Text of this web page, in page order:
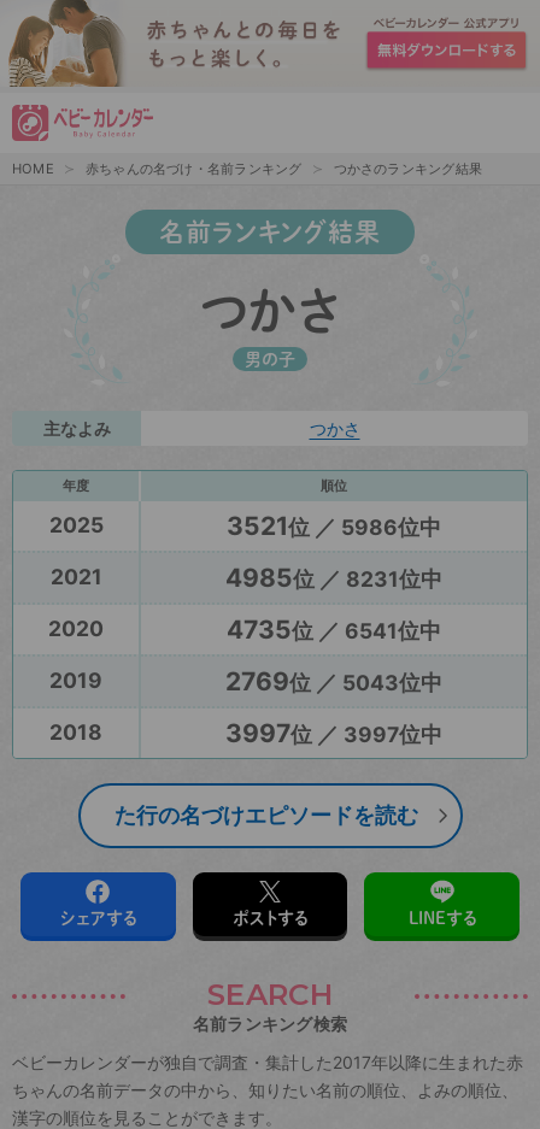
HOME 赤ちゃんの名づけ・名前ランキング つかさのランキング結果
名前ランキング結果
つかさ
男の子
主なよみ つかさ
年度 順位
2025 3521位 ／ 5986位中
2021
4985位 ／ 8231位中
2020
4735位 ／ 6541位中
2019
2769位 ／ 5043位中
2018
3997位 ／ 3997位中
た行の名づけエピソードを読む
シェアする ポストする LINEする
SEARCH
名前ランキング検索
ベビーカレンダーが独自で調査・集計した2017年以降に生まれた赤
ちゃんの名前データの中から、知りたい名前の順位、よみの順位、
漢字の順位を見ることができます。